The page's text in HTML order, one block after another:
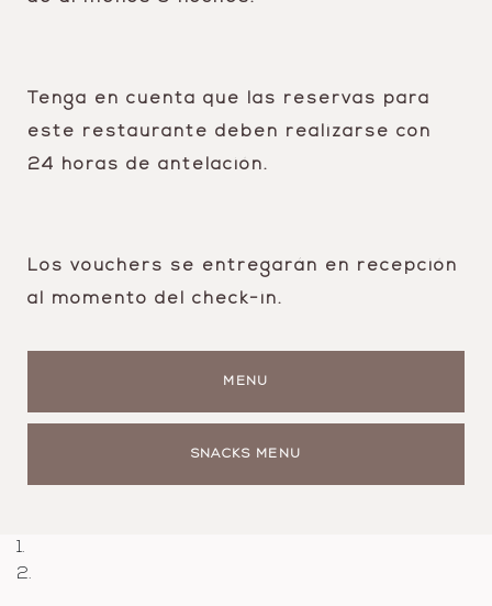
Tenga en cuenta que las reservas para
este restaurante deben realizarse con
24 horas de antelación.
Los vouchers se entregarán en recepción
al momento del check-in.
MENU
SNACKS MENU